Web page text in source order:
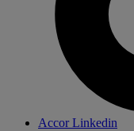
Accor Linkedin